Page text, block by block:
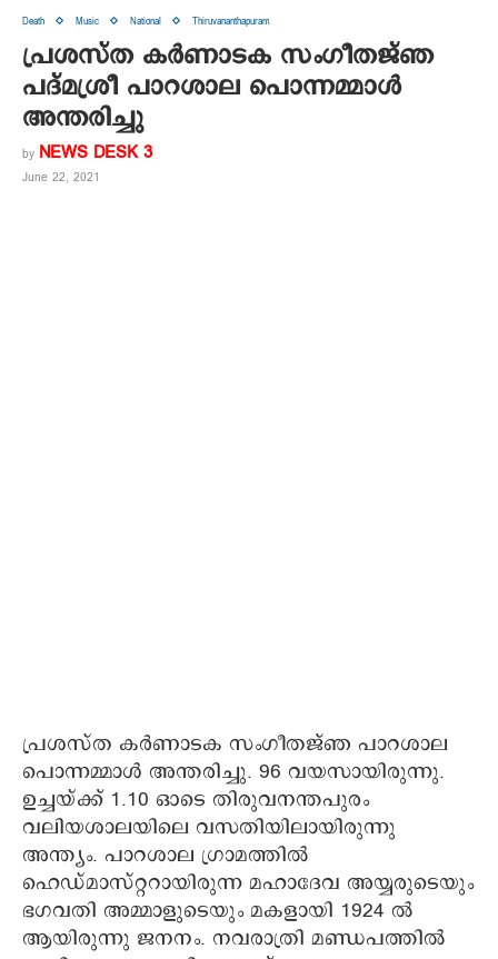
Death Music National Thiruvananthapuram
പ്രശ‌സ്‌ത കര്‍ണാടക സംഗീതജ്ഞ
പദ്‌മശ്രീ പാറശാല പൊന്നമ്മാള്‍
അന്തരിച്ചു
by NEWS DESK 3
June 22, 2021
പ്രശസ്ത കര്‍ണാടക സംഗീതജ്ഞ പാറശാല
പൊന്നമ്മാള്‍ അന്തരിച്ചു. 96 വയസായിരുന്നു.
ഉച്ചയ്ക്ക് 1.10 ഓടെ തിരുവനന്തപുരം
വലിയശാലയിലെ വസതിയിലായിരുന്നു
അന്ത്യം. പാറശാല ഗ്രാമത്തില്‍
ഹെഡ്‌മാസ്റ്ററായിരുന്ന മഹാദേവ അയ്യരുടെയും
ഭഗവതി അമ്മാളുടെയും മകളായി 1924 ല്‍
ആയിരുന്നു ജനനം. നവരാത്രി മണ്ഡപത്തില്‍